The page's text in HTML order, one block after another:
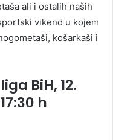
ali i ostalih naših
vikend u kojem
košarkaši i
BiH, 12.
h